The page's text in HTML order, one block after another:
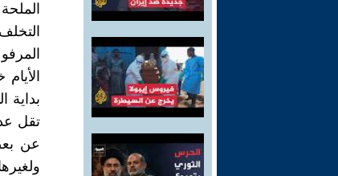
بداية
تقل
عن